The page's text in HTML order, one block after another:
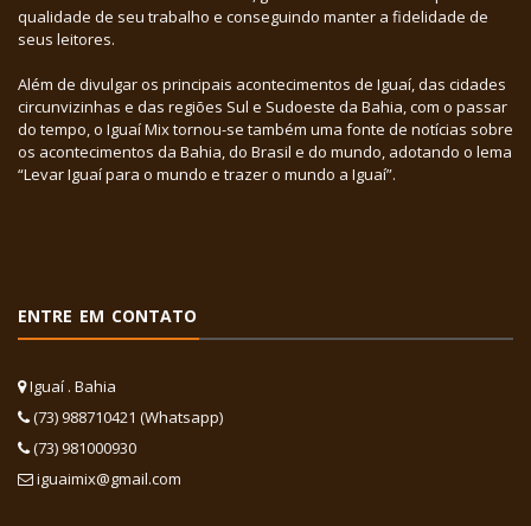
qualidade de seu trabalho e conseguindo manter a fidelidade de
seus leitores.
Além de divulgar os principais acontecimentos de Iguaí, das cidades
circunvizinhas e das regiões Sul e Sudoeste da Bahia, com o passar
do tempo, o Iguaí Mix tornou-se também uma fonte de notícias sobre
os acontecimentos da Bahia, do Brasil e do mundo, adotando o lema
“Levar Iguaí para o mundo e trazer o mundo a Iguaí”.
ENTRE EM CONTATO
Iguaí . Bahia
(73) 988710421 (Whatsapp)
(73) 981000930
iguaimix@gmail.com